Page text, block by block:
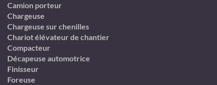
Camion porteur
Chargeuse
Chargeuse sur chenilles
Chariot élévateur de chantier
Compacteur
Décapeuse automotrice
Finisseur
Foreuse